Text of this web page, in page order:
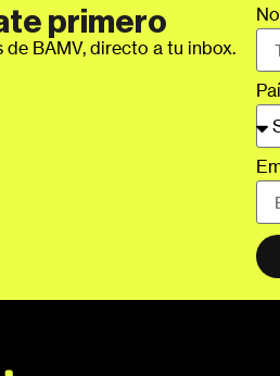
primero
BAMV, directo a tu inbox.